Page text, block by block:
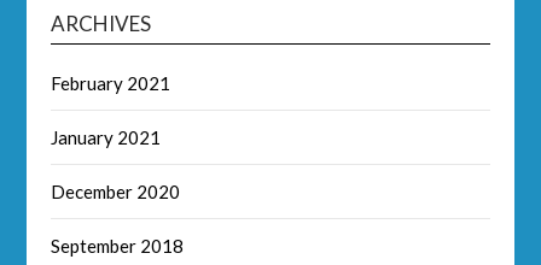
ARCHIVES
February 2021
January 2021
December 2020
September 2018